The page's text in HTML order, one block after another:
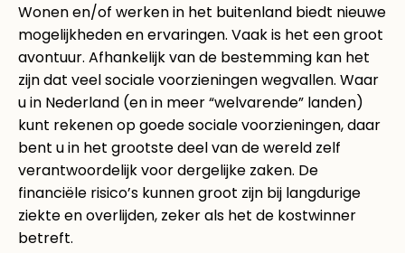
Wonen en/of werken in het buitenland biedt nieuwe
mogelijkheden en ervaringen. Vaak is het een groot
avontuur. Afhankelijk van de bestemming kan het
zijn dat veel sociale voorzieningen wegvallen. Waar
u in Nederland (en in meer “welvarende” landen)
kunt rekenen op goede sociale voorzieningen, daar
bent u in het grootste deel van de wereld zelf
verantwoordelijk voor dergelijke zaken. De
financiële risico’s kunnen groot zijn bij langdurige
ziekte en overlijden, zeker als het de kostwinner
betreft.